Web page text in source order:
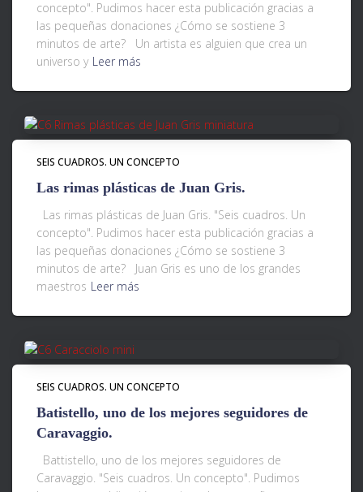
concepto". Pudimos hacer esta publicación gracias a
las pequeñas donaciones ¿Cómo se sostiene 3
minutos de arte? Un artista es alguien que crea un
universo y Leer más
SEIS CUADROS. UN CONCEPTO
Las rimas plásticas de Juan Gris.
Las rimas plásticas de Juan Gris. "Seis cuadros. Un
concepto". Pudimos hacer esta publicación gracias a
las pequeñas donaciones ¿Cómo se sostiene 3
minutos de arte? Juan Gris es uno de los grandes
maestros Leer más
SEIS CUADROS. UN CONCEPTO
Batistello, uno de los mejores seguidores de
Caravaggio.
Battistello, uno de los mejores seguidores de
Caravaggio. "Seis cuadros. Un concepto". Pudimos